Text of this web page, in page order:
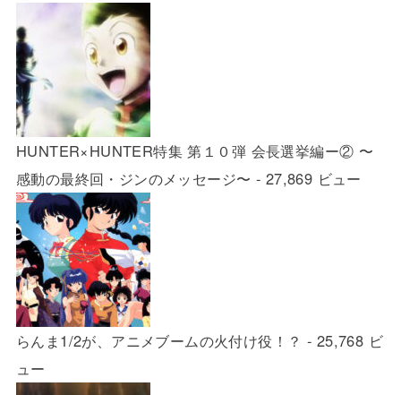
HUNTER×HUNTER特集 第１０弾 会長選挙編ー② 〜
感動の最終回・ジンのメッセージ〜 - 27,869 ビュー
らんま1/2が、アニメブームの火付け役！？ - 25,768 ビ
ュー